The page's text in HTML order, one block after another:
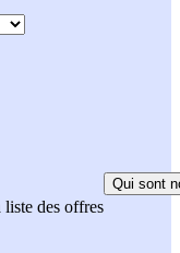
liste des offres
Qui sont